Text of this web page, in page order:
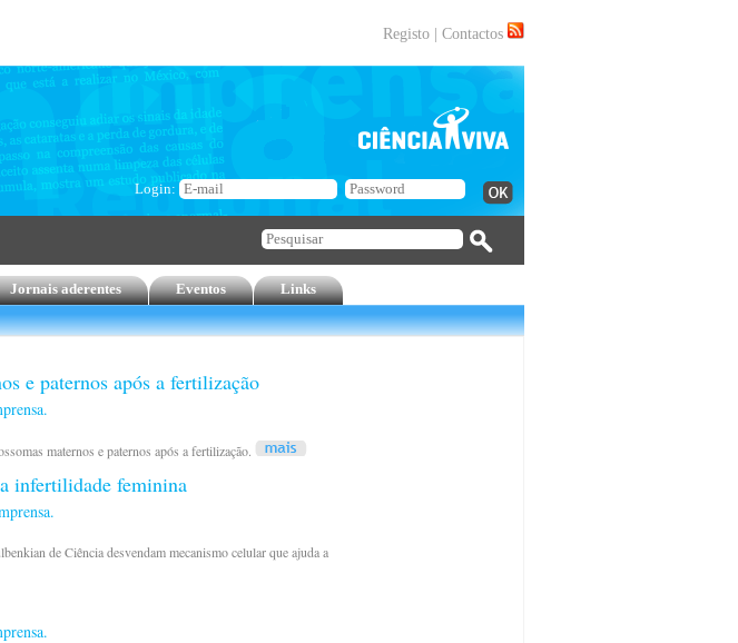
Registo Contactos
Login:
Jornais aderentes Eventos Links
e paternos após a fertilização
maternos e paternos após a fertilização.
infertilidade feminina
de Ciência desvendam mecanismo celular que ajuda a